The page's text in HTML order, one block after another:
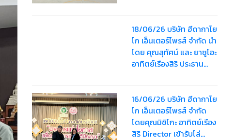
3,600 บาท
18/06/26 บริษัท ฮีดากาโย
โก เอ็นเตอร์ไพรส์ จำกัด นำ
โดย คุณสุทัศน์ และ ยาซูโอะ
อาทิตย์เรืองสิริ ประธาน
บริหาร บุคลากร และ
พนักงาน เข้าร่วมพระ
พิธีธรรมสวดพระอภิธรรม
พระบรมศพ สมเด็จพระนาง
เจ้าสิริกิติ์ พระบรม
16/06/26 บริษัท ฮีดากาโย
โก เอ็นเตอร์ไพรส์ จำกัด
โดยคุณมิชิโกะ อาทิตย์เรือง
สิริ Director เข้ารับโล่